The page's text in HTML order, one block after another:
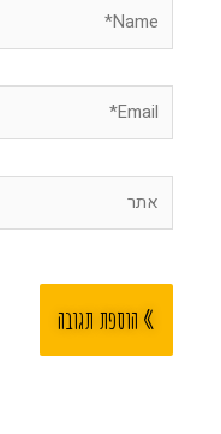
Name*
Email*
אתר